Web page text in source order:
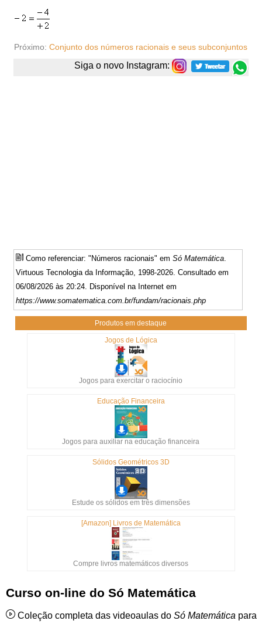
Próximo:Conjunto dos números racionais e seus subconjuntos
Siga o novo Instagram:
Como referenciar: "Números racionais" emSó Matemática
Virtuous Tecnologia da Informação, 1998-2026. Consultado em
06/08/2026 às 20:24. Disponível na Internet em
https://www.somatematica.com.br/fundam/racionais.php
Produtos em destaque
Jogos de Lógica
Jogos para exercitar o raciocínio
Educação Financeira
Jogos para auxiliar na educação financeira
Sólidos Geométricos 3D
Estude os sólidos em três dimensões
[Amazon] Livros de Matemática
Compre livros matemáticos diversos
Curso on-line do Só Matemática
Coleção completa das videoaulas do Só Matemática para